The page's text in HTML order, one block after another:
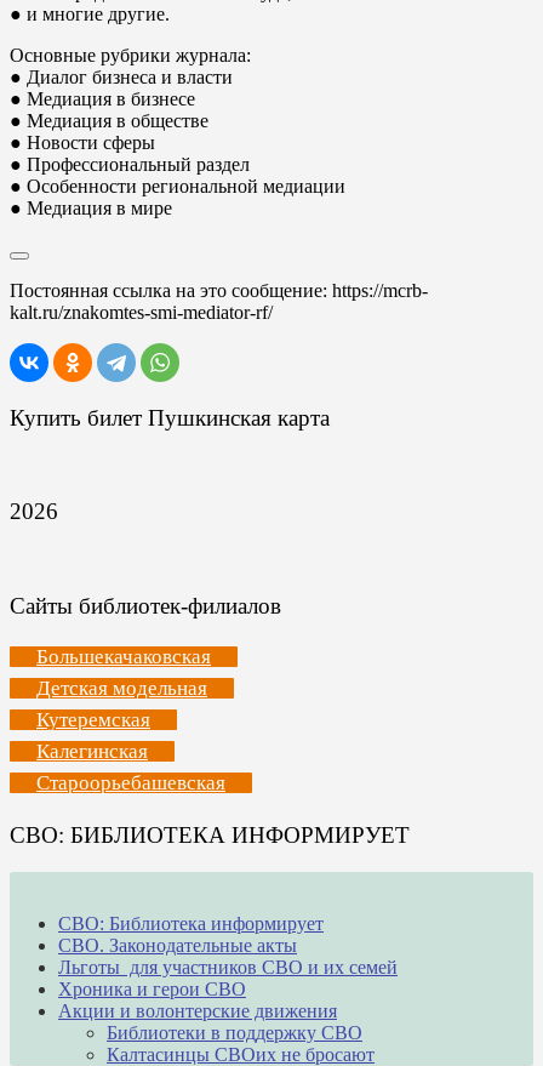
● и многие другие.
Основные рубрики журнала:
● Диалог бизнеса и власти
● Медиация в бизнесе
● Медиация в обществе
● Новости сферы
● Профессиональный раздел
● Особенности региональной медиации
● Медиация в мире
Постоянная ссылка на это сообщение: https://mcrb-
kalt.ru/znakomtes-smi-mediator-rf/
Купить билет Пушкинская карта
2026
Сайты библиотек-филиалов
Большекачаковская
Детская модельная
Кутеремская
Калегинская
Староорьебашевская
СВО: БИБЛИОТЕКА ИНФОРМИРУЕТ
СВО: Библиотека информирует
СВО. Законодательные акты
Льготы для участников СВО и их семей
Хроника и герои СВО
Акции и волонтерские движения
Библиотеки в поддержку СВО
Калтасинцы СВОих не бросают